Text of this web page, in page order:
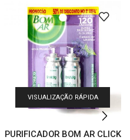
VISUALIZAÇÃO RÁPIDA
PURIFICADOR BOM AR CLICK